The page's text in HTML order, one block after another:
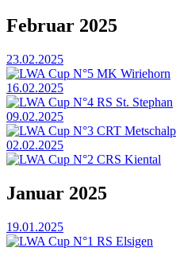
Februar 2025
23.02.2025
LWA Cup N°5 MK Wiriehorn
16.02.2025
LWA Cup N°4 RS St. Stephan
09.02.2025
LWA Cup N°3 CRT Metschalp
02.02.2025
LWA Cup N°2 CRS Kiental
Januar 2025
19.01.2025
LWA Cup N°1 RS Elsigen